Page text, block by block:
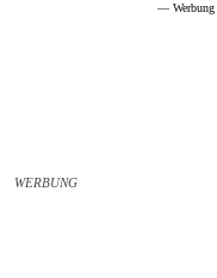
—
WERBUNG